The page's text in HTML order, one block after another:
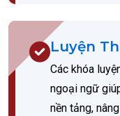
Luyện
Các khóa
ngoại ngữ
nền tảng,